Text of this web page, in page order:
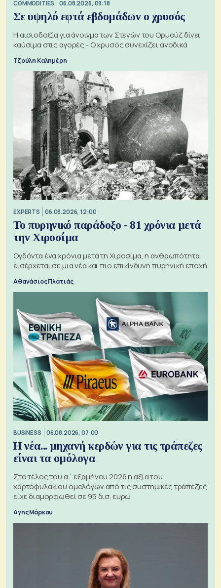
COMMODITIES 06.08.2026, 09:18
Σε υψηλό εφτά εβδομάδων ο χρυσός
Η αισιοδοξία για άνοιγμα των Στενών του Ορμούζ δίνει
καύσιμα στις αγορές - Ο χρυσός συνεχίζει ανοδικά
Τζούλη Καλημέρη
EXPERTS 06.08.2026, 12:00
Το πυρηνικό παράδοξο - 81 χρόνια μετά
την Χιροσίμα
Ογδόντα ένα χρόνια μετά τη Χιροσίμα, η ανθρωπότητα
εισέρχεται σε μια νέα και πιο επικίνδυνη πυρηνική εποχή
Αθανάσιος Πλατιάς
BUSINESS 06.08.2026, 07:00
Η νέα... μηχανή κερδών για τις τράπεζες
είναι τα ομόλογα
Στο τέλος του α΄ εξαμήνου 2026 η αξία του
χαρτοφυλακίου ομολόγων από τις συστημικές τράπεζες
είχε διαμορφωθεί σε 95 δισ. ευρώ
Αγης Μάρκου